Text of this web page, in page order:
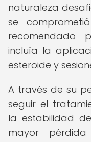
naturaleza
se
recomendado
incluía la
esteroide y
A través de su
seguir el
la estabilidad
mayor